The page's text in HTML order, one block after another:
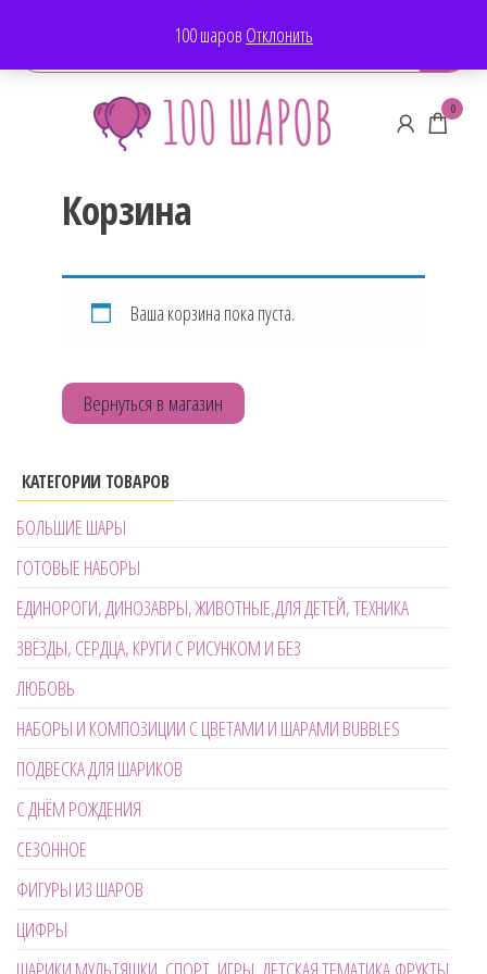
100 шаров Отклонить
ШАРОВ
0
Корзина
Ваша корзина пока пуста.
Вернуться в магазин
КАТЕГОРИИ ТОВАРОВ
БОЛЬШИЕ ШАРЫ
ГОТОВЫЕ НАБОРЫ
ЕДИНОРОГИ, ДИНОЗАВРЫ, ЖИВОТНЫЕ,ДЛЯ ДЕТЕЙ, ТЕХНИКА
ЗВЁЗДЫ, СЕРДЦА, КРУГИ С РИСУНКОМ И БЕЗ
ЛЮБОВЬ
НАБОРЫ И КОМПОЗИЦИИ С ЦВЕТАМИ И ШАРАМИ BUBBLES
ПОДВЕСКА ДЛЯ ШАРИКОВ
С ДНЁМ РОЖДЕНИЯ
СЕЗОННОЕ
ФИГУРЫ ИЗ ШАРОВ
ЦИФРЫ